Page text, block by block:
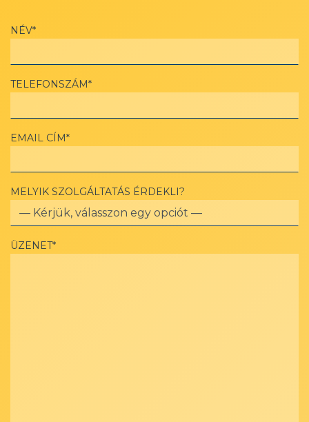
NÉV*
TELEFONSZÁM*
EMAIL CÍM*
MELYIK SZOLGÁLTATÁS ÉRDEKLI?
ÜZENET*